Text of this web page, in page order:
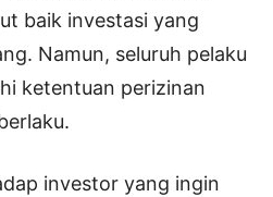
baik investasi yang
Namun, seluruh pelaku
ketentuan perizinan
investor yang ingin